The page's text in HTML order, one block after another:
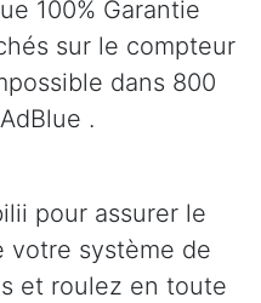
100% Garantie
sur le compteur
dans 800
.
pour assurer le
votre système de
et roulez en toute